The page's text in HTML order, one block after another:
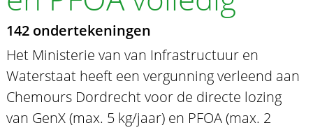
142 ondertekeningen
Het Ministerie van van Infrastructuur en
Waterstaat heeft een vergunning verleend aan
Chemours Dordrecht voor de directe lozing
van GenX (max. 5 kg/jaar) en PFOA (max. 2